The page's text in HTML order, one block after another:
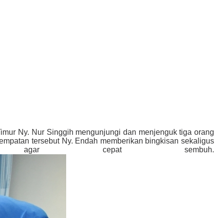
Ny. Nur Singgih mengunjungi dan menjenguk tiga orang
tersebut Ny. Endah memberikan bingkisan sekaligus
agar cepat sembuh.